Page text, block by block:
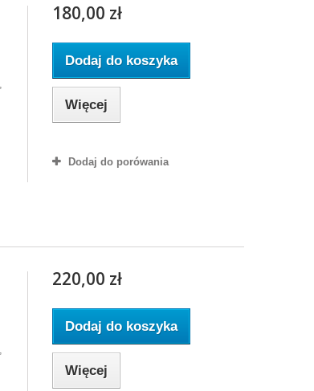
180,00 zł
Dodaj do koszyka
Więcej
Dodaj do porówania
220,00 zł
Dodaj do koszyka
Więcej